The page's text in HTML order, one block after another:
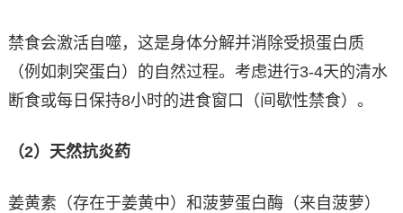
禁食会激活自噬，这是身体分解并消除受损蛋白质
（例如刺突蛋白）的自然过程。考虑进行3-4天的清水
断食或每日保持8小时的进食窗口（间歇性禁食）。
（2）天然抗炎药
姜黄素（存在于姜黄中）和菠萝蛋白酶（来自菠萝）